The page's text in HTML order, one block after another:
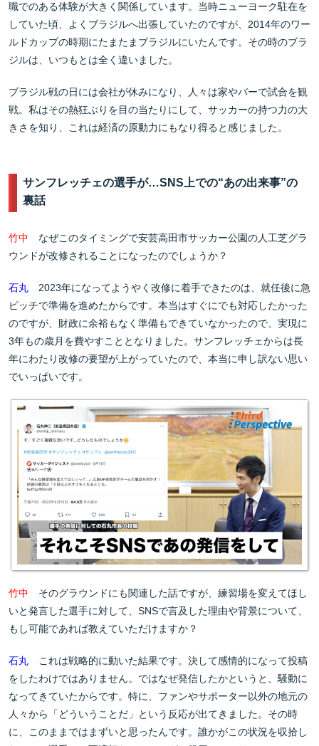
職でのある体験が大きく関係しています。当時ニューヨーク駐在を
していた頃、よくブラジルへ出張していたのですが、2014年のワー
ルドカップの時期にたまたまブラジルにいたんです。その時のブラ
ジルは、いつもとは全く違いました。
ブラジル戦の日には会社が休みになり、人々は家やバーで試合を観
戦。私はその熱狂ぶりを目の当たりにして、サッカーの持つ力の大
きさを知り、これは経済の原動力にもなり得ると感じました。
サンフレッチェの選手が…SNS上での“あの出来事”の
裏話
竹中 なぜこのタイミングで安芸高田市サッカー公園の人工芝グラ
ウンドが改修されることになったのでしょうか？
石丸 2023年になってようやく改修に着手できたのは、就任後に急
ピッチで準備を進めたからです。本当はすぐにでも対応したかった
のですが、財政に余裕もなく準備もできていなかったので、実現に
3年もの歳月を費やすこととなりました。サンフレッチェからは長
年にわたり改修の要望が上がっていたので、本当に申し訳ない思い
でいっぱいです。
竹中 そのグラウンドにも関連した話ですが、練習場を変えてほし
いと発言した選手に対して、SNSで言及した理由や背景について、
もし可能であれば教えていただけますか？
石丸 これは戦略的に動いた結果です。決して感情的になって投稿
をしたわけではありません。ではなぜ発信したかというと、騒動に
なってきていたからです。特に、ファンやサポーター以外の地元の
人々から「どういうことだ」という反応が出てきました。その時
に、このままではまずいと思ったんです。誰かがこの状況を収拾し